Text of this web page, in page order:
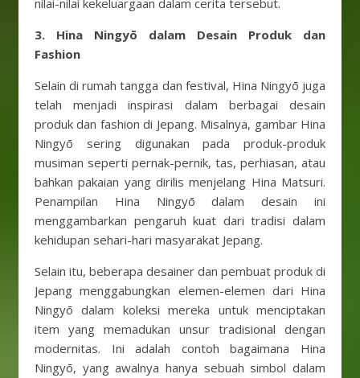
nilai-nilai kekeluargaan dalam cerita tersebut.
3. Hina Ningyō dalam Desain Produk dan
Fashion
Selain di rumah tangga dan festival, Hina Ningyō juga
telah menjadi inspirasi dalam berbagai desain
produk dan fashion di Jepang. Misalnya, gambar Hina
Ningyō sering digunakan pada produk-produk
musiman seperti pernak-pernik, tas, perhiasan, atau
bahkan pakaian yang dirilis menjelang Hina Matsuri.
Penampilan Hina Ningyō dalam desain ini
menggambarkan pengaruh kuat dari tradisi dalam
kehidupan sehari-hari masyarakat Jepang.
Selain itu, beberapa desainer dan pembuat produk di
Jepang menggabungkan elemen-elemen dari Hina
Ningyō dalam koleksi mereka untuk menciptakan
item yang memadukan unsur tradisional dengan
modernitas. Ini adalah contoh bagaimana Hina
Ningyō, yang awalnya hanya sebuah simbol dalam